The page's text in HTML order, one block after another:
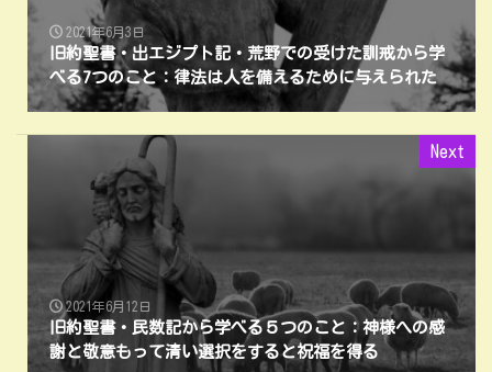
2021年6月3日
旧約聖書・出エジプト記・荒野での受けた訓戒から学
べる7つのこと：律法は人を備えるために与えられた
Next
2021年6月12日
旧約聖書・民数記から学べる５つのこと：神様への感
謝と敬意もって清い選択をすると祝福を得る